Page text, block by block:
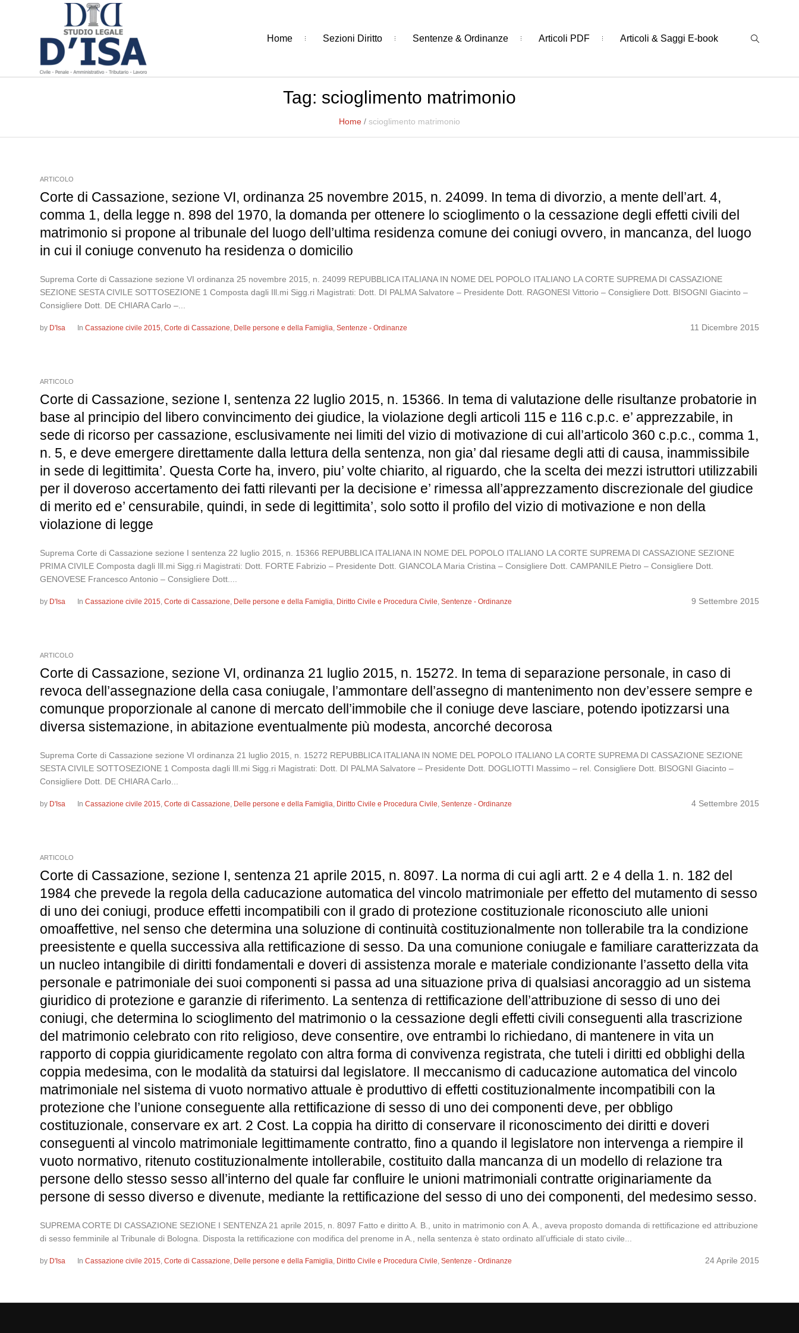
Home Sezioni Diritto Sentenze & Ordinanze Articoli PDF Articoli & Saggi E-book
Tag: scioglimento matrimonio
Home / scioglimento matrimonio
ARTICOLO
Corte di Cassazione, sezione VI, ordinanza 25 novembre 2015, n. 24099. In tema di divorzio, a mente dell’art. 4,
comma 1, della legge n. 898 del 1970, la domanda per ottenere lo scioglimento o la cessazione degli effetti civili del
matrimonio si propone al tribunale del luogo dell’ultima residenza comune dei coniugi ovvero, in mancanza, del luogo
in cui il coniuge convenuto ha residenza o domicilio
Suprema Corte di Cassazione sezione VI ordinanza 25 novembre 2015, n. 24099 REPUBBLICA ITALIANA IN NOME DEL POPOLO ITALIANO LA CORTE SUPREMA DI CASSAZIONE
SEZIONE SESTA CIVILE SOTTOSEZIONE 1 Composta dagli Ill.mi Sigg.ri Magistrati: Dott. DI PALMA Salvatore – Presidente Dott. RAGONESI Vittorio – Consigliere Dott. BISOGNI Giacinto –
Consigliere Dott. DE CHIARA Carlo –...
11 Dicembre 2015
by D'Isa InCassazione civile 2015,Corte di Cassazione, Delle persone e della Famiglia,Sentenze - Ordinanze
ARTICOLO
Corte di Cassazione, sezione I, sentenza 22 luglio 2015, n. 15366. In tema di valutazione delle risultanze probatorie in
base al principio del libero convincimento dei giudice, la violazione degli articoli 115 e 116 c.p.c. e’ apprezzabile, in
sede di ricorso per cassazione, esclusivamente nei limiti del vizio di motivazione di cui all’articolo 360 c.p.c., comma 1,
n. 5, e deve emergere direttamente dalla lettura della sentenza, non gia’ dal riesame degli atti di causa, inammissibile
in sede di legittimita’. Questa Corte ha, invero, piu’ volte chiarito, al riguardo, che la scelta dei mezzi istruttori utilizzabili
per il doveroso accertamento dei fatti rilevanti per la decisione e’ rimessa all’apprezzamento discrezionale del giudice
di merito ed e’ censurabile, quindi, in sede di legittimita’, solo sotto il profilo del vizio di motivazione e non della
violazione di legge
Suprema Corte di Cassazione sezione I sentenza 22 luglio 2015, n. 15366 REPUBBLICA ITALIANA IN NOME DEL POPOLO ITALIANO LA CORTE SUPREMA DI CASSAZIONE SEZIONE
PRIMA CIVILE Composta dagli Ill.mi Sigg.ri Magistrati: Dott. FORTE Fabrizio – Presidente Dott. GIANCOLA Maria Cristina – Consigliere Dott. CAMPANILE Pietro – Consigliere Dott.
GENOVESE Francesco Antonio – Consigliere Dott....
9 Settembre 2015
by D'Isa InCassazione civile 2015,Corte di Cassazione, Delle persone e della Famiglia, Diritto Civile e Procedura Civile,Sentenze - Ordinanze
ARTICOLO
Corte di Cassazione, sezione VI, ordinanza 21 luglio 2015, n. 15272. In tema di separazione personale, in caso di
revoca dell’assegnazione della casa coniugale, l’ammontare dell’assegno di mantenimento non dev’essere sempre e
comunque proporzionale al canone di mercato dell’immobile che il coniuge deve lasciare, potendo ipotizzarsi una
diversa sistemazione, in abitazione eventualmente più modesta, ancorché decorosa
Suprema Corte di Cassazione sezione VI ordinanza 21 luglio 2015, n. 15272 REPUBBLICA ITALIANA IN NOME DEL POPOLO ITALIANO LA CORTE SUPREMA DI CASSAZIONE SEZIONE
SESTA CIVILE SOTTOSEZIONE 1 Composta dagli Ill.mi Sigg.ri Magistrati: Dott. DI PALMA Salvatore – Presidente Dott. DOGLIOTTI Massimo – rel. Consigliere Dott. BISOGNI Giacinto –
Consigliere Dott. DE CHIARA Carlo...
4 Settembre 2015
by D'Isa InCassazione civile 2015,Corte di Cassazione, Delle persone e della Famiglia, Diritto Civile e Procedura Civile,Sentenze - Ordinanze
ARTICOLO
Corte di Cassazione, sezione I, sentenza 21 aprile 2015, n. 8097. La norma di cui agli artt. 2 e 4 della 1. n. 182 del
1984 che prevede la regola della caducazione automatica del vincolo matrimoniale per effetto del mutamento di sesso
di uno dei coniugi, produce effetti incompatibili con il grado di protezione costituzionale riconosciuto alle unioni
omoaffettive, nel senso che determina una soluzione di continuità costituzionalmente non tollerabile tra la condizione
preesistente e quella successiva alla rettificazione di sesso. Da una comunione coniugale e familiare caratterizzata da
un nucleo intangibile di diritti fondamentali e doveri di assistenza morale e materiale condizionante l’assetto della vita
personale e patrimoniale dei suoi componenti si passa ad una situazione priva di qualsiasi ancoraggio ad un sistema
giuridico di protezione e garanzie di riferimento. La sentenza di rettificazione dell’attribuzione di sesso di uno dei
coniugi, che determina lo scioglimento del matrimonio o la cessazione degli effetti civili conseguenti alla trascrizione
del matrimonio celebrato con rito religioso, deve consentire, ove entrambi lo richiedano, di mantenere in vita un
rapporto di coppia giuridicamente regolato con altra forma di convivenza registrata, che tuteli i diritti ed obblighi della
coppia medesima, con le modalità da statuirsi dal legislatore. Il meccanismo di caducazione automatica del vincolo
matrimoniale nel sistema di vuoto normativo attuale è produttivo di effetti costituzionalmente incompatibili con la
protezione che l’unione conseguente alla rettificazione di sesso di uno dei componenti deve, per obbligo
costituzionale, conservare ex art. 2 Cost. La coppia ha diritto di conservare il riconoscimento dei diritti e doveri
conseguenti al vincolo matrimoniale legittimamente contratto, fino a quando il legislatore non intervenga a riempire il
vuoto normativo, ritenuto costituzionalmente intollerabile, costituito dalla mancanza di un modello di relazione tra
persone dello stesso sesso all’interno del quale far confluire le unioni matrimoniali contratte originariamente da
persone di sesso diverso e divenute, mediante la rettificazione del sesso di uno dei componenti, del medesimo sesso.
SUPREMA CORTE DI CASSAZIONE SEZIONE I SENTENZA 21 aprile 2015, n. 8097 Fatto e diritto A. B., unito in matrimonio con A. A., aveva proposto domanda di rettificazione ed attribuzione
di sesso femminile al Tribunale di Bologna. Disposta la rettificazione con modifica del prenome in A., nella sentenza è stato ordinato all’ufficiale di stato civile...
24 Aprile 2015
by D'Isa InCassazione civile 2015,Corte di Cassazione, Delle persone e della Famiglia, Diritto Civile e Procedura Civile,Sentenze - Ordinanze